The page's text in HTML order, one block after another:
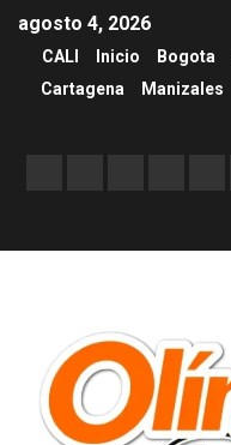
agosto 4, 2026
CALI Inicio Bogota
Cartagena
Manizales